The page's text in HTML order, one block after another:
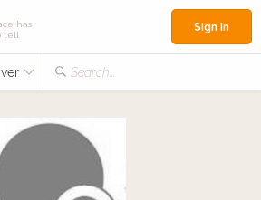
has
tell
Search...
Sign in